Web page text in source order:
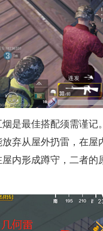
是最佳搭配须需谨
弃从屋外扔雷，在
内形成蹲守，二者